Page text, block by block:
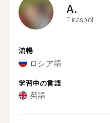
A.
Tiraspol
流暢
ロシア語
学習中の言語
英語